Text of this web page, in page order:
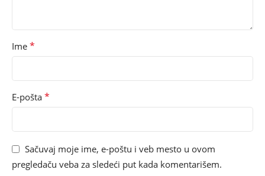
Ime *
E-pošta *
Sačuvaj moje ime, e-poštu i veb mesto u ovom
pregledaču veba za sledeći put kada komentarišem.